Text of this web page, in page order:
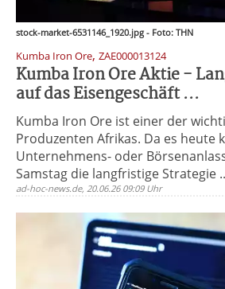
stock-market-6531146_1920.jpg - Foto: THN
Kumba Iron Ore, ZAE000013124
Kumba Iron Ore Aktie -
auf das Eisengeschäft ...
Kumba Iron Ore ist einer der
Produzenten Afrikas. Da es heute
Unternehmens- oder
Samstag die langfristige Strategie
ad-hoc-news.de, 20.06.26 09:09 Uhr